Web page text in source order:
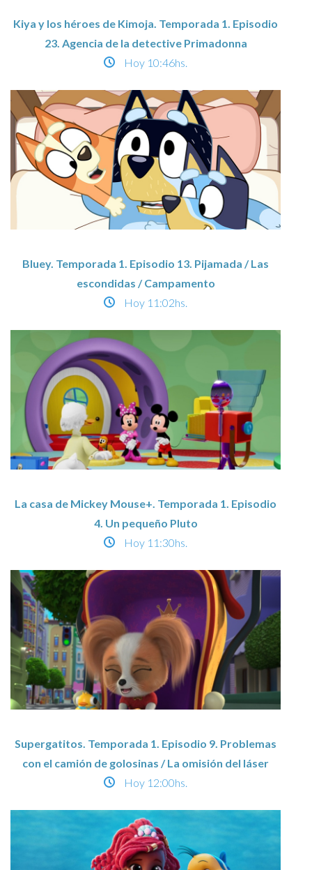
Kiya y los héroes de Kimoja. Temporada 1. Episodio
23. Agencia de la detective Primadonna
Hoy 10:46hs.
Bluey. Temporada 1. Episodio 13. Pijamada / Las
escondidas / Campamento
Hoy 11:02hs.
La casa de Mickey Mouse+. Temporada 1. Episodio
4. Un pequeño Pluto
Hoy 11:30hs.
Supergatitos. Temporada 1. Episodio 9. Problemas
con el camión de golosinas / La omisión del láser
Hoy 12:00hs.